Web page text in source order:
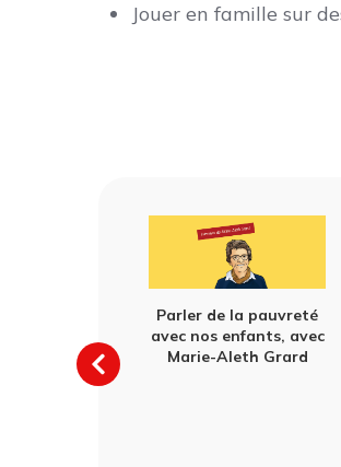
Jouer en famille sur
Parler de la pauvreté
avec nos enfants, avec
Marie-Aleth Grard